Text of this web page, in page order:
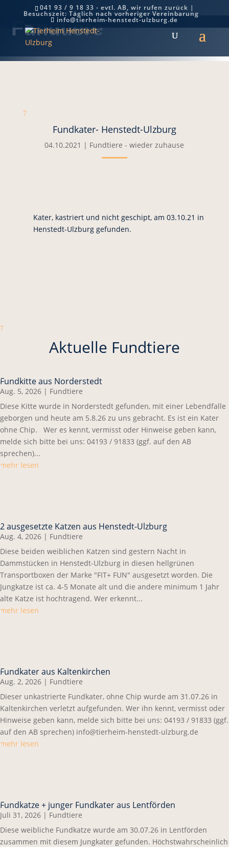
041 93 / 9 18 33 - evtl. AB, wir rufen zurück |
Besuchszeit: Täglich nach vorheriger Vereinbarung
info@tierheim-henstedt-ulzburg.de
Fundtiere
7
Fundkater- Henstedt-Ulzburg
04.10.2021 | Fundtiere - wieder zuhause
Kater, kastriert und nicht geschipt, am 03.10.21 in
Henstedt-Ulzburg gefunden.
7
Aktuelle Fundtiere
Fundkitte aus Norderstedt
Aug. 5, 2026 | Fundtiere
Diese Kitte wurde in Norderstedt gefunden, mit einer Lebendfalle
geborgen und heute am 5.8.26 zu uns gebracht. Es ist ein Kater
ohne Chip. Wer es kennt, vermisst oder Hinweise geben kann,
melde sich bitte bei uns: 04193 / 91833 (ggf. auf den AB
sprechen)...
mehr lesen
2 ausgesetzte Katzen aus Henstedt-Ulzburg
Aug. 4, 2026 | Fundtiere
Diese beiden weiblichen Katzen sind gestern Nacht in
Dammstücken in Henstedt-Ulzburg in diesen hellgrünen
Transportboxen der Marke "FIT+ FUN" ausgesetzt worden. Die
Jungkatze ist ca. 4-5 Monate alt und die andere minimum 1 Jahr
alte Katze ist hochtragend. Wer erkennt...
mehr lesen
Fundkater aus Kaltenkirchen
Aug. 2, 2026 | Fundtiere
Dieser unkastrierte Fundkater, ohne Chip wurde am 31.07.26 in
Kaltenkirchen verletzt aufgefunden. Wer ihn kennt, vermisst oder
Hinweise geben kann, melde sich bitte bei uns: 04193 / 91833 (ggf.
auf den AB sprechen) info@tierheim-henstedt-ulzburg.de
mehr lesen
Fundkatze + junger Fundkater aus Lentförden
Juli 31, 2026 | Fundtiere
Diese weibliche Fundkatze wurde am 30.07.26 in Lentförden
zusammen mit diesem Jungkater gefunden. Höchstwahrscheinlich